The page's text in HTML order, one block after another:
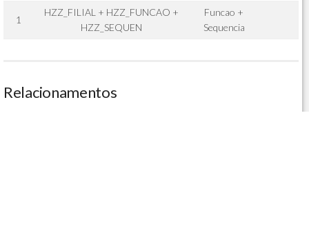
1
HZZ_FILIAL + HZZ_FUNCAO +
HZZ_SEQUEN
Funcao +
Sequencia
Relacionamentos